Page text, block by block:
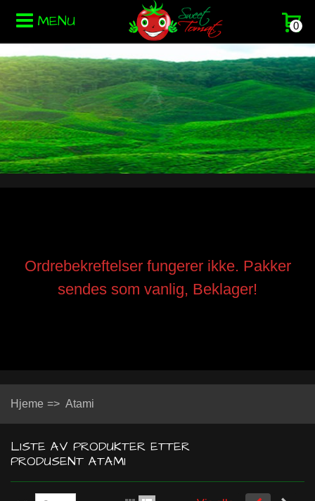
MENU 0
Ordrebekreftelser fungerer ikke. Pakker
sendes som vanlig, Beklager!
Hjeme => Atami
LISTE AV PRODUKTER ETTER
PRODUSENT ATAMI